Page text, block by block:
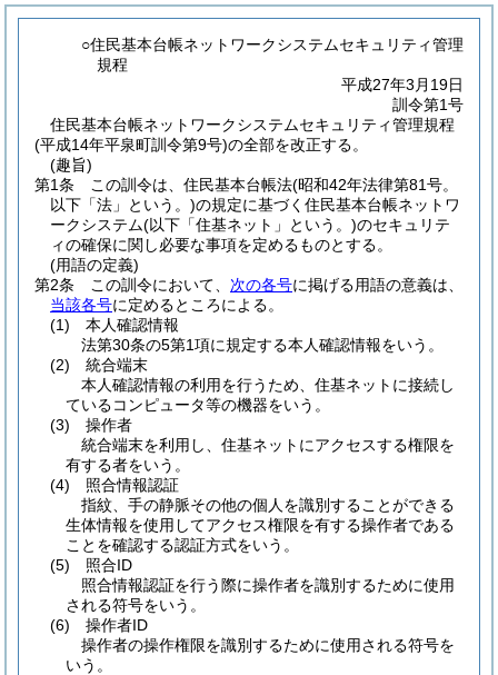
○住民基本台帳ネットワークシステムセキュリティ管理
規程
平成27年3月19日
訓令第1号
住民基本台帳ネットワークシステムセキュリティ管理規程
(平成14年平泉町訓令第9号)の全部を改正する。
(趣旨)
第1条
この訓令は、住民基本台帳法(昭和42年法律第81号。
以下「法」という。)の規定に基づく住民基本台帳ネットワ
ークシステム(以下「住基ネット」という。)のセキュリテ
ィの確保に関し必要な事項を定めるものとする。
(用語の定義)
第2条
この訓令において、 次の各号に掲げる用語の意義は、
当該各号に定めるところによる。
(1)
本人確認情報
法第30条の5第1項に規定する本人確認情報をいう。
(2)
統合端末
本人確認情報の利用を行うため、住基ネットに接続し
ているコンピュータ等の機器をいう。
(3)
操作者
統合端末を利用し、住基ネットにアクセスする権限を
有する者をいう。
(4)
照合情報認証
指紋、手の静脈その他の個人を識別することができる
生体情報を使用してアクセス権限を有する操作者である
ことを確認する認証方式をいう。
(5)
照合ID
照合情報認証を行う際に操作者を識別するために使用
される符号をいう。
(6)
操作者ID
操作者の操作権限を識別するために使用される符号を
いう。